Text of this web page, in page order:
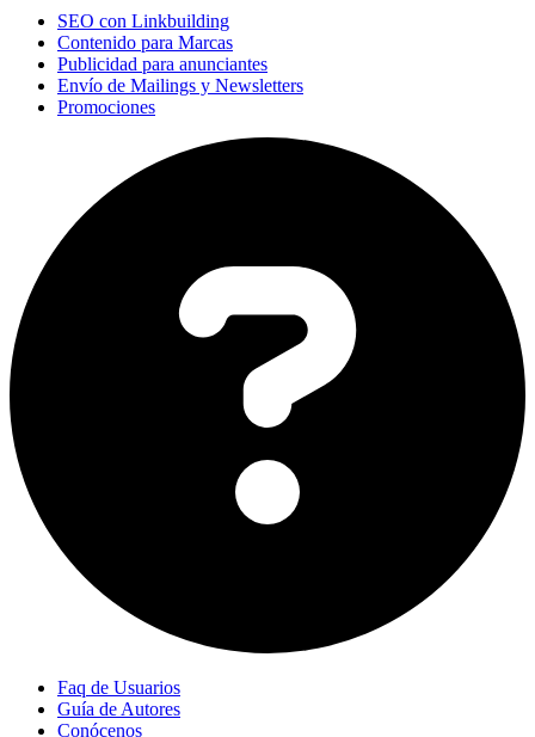
SEO con Linkbuilding
Contenido para Marcas
Publicidad para anunciantes
Envío de Mailings y Newsletters
Promociones
Faq de Usuarios
Guía de Autores
Conócenos